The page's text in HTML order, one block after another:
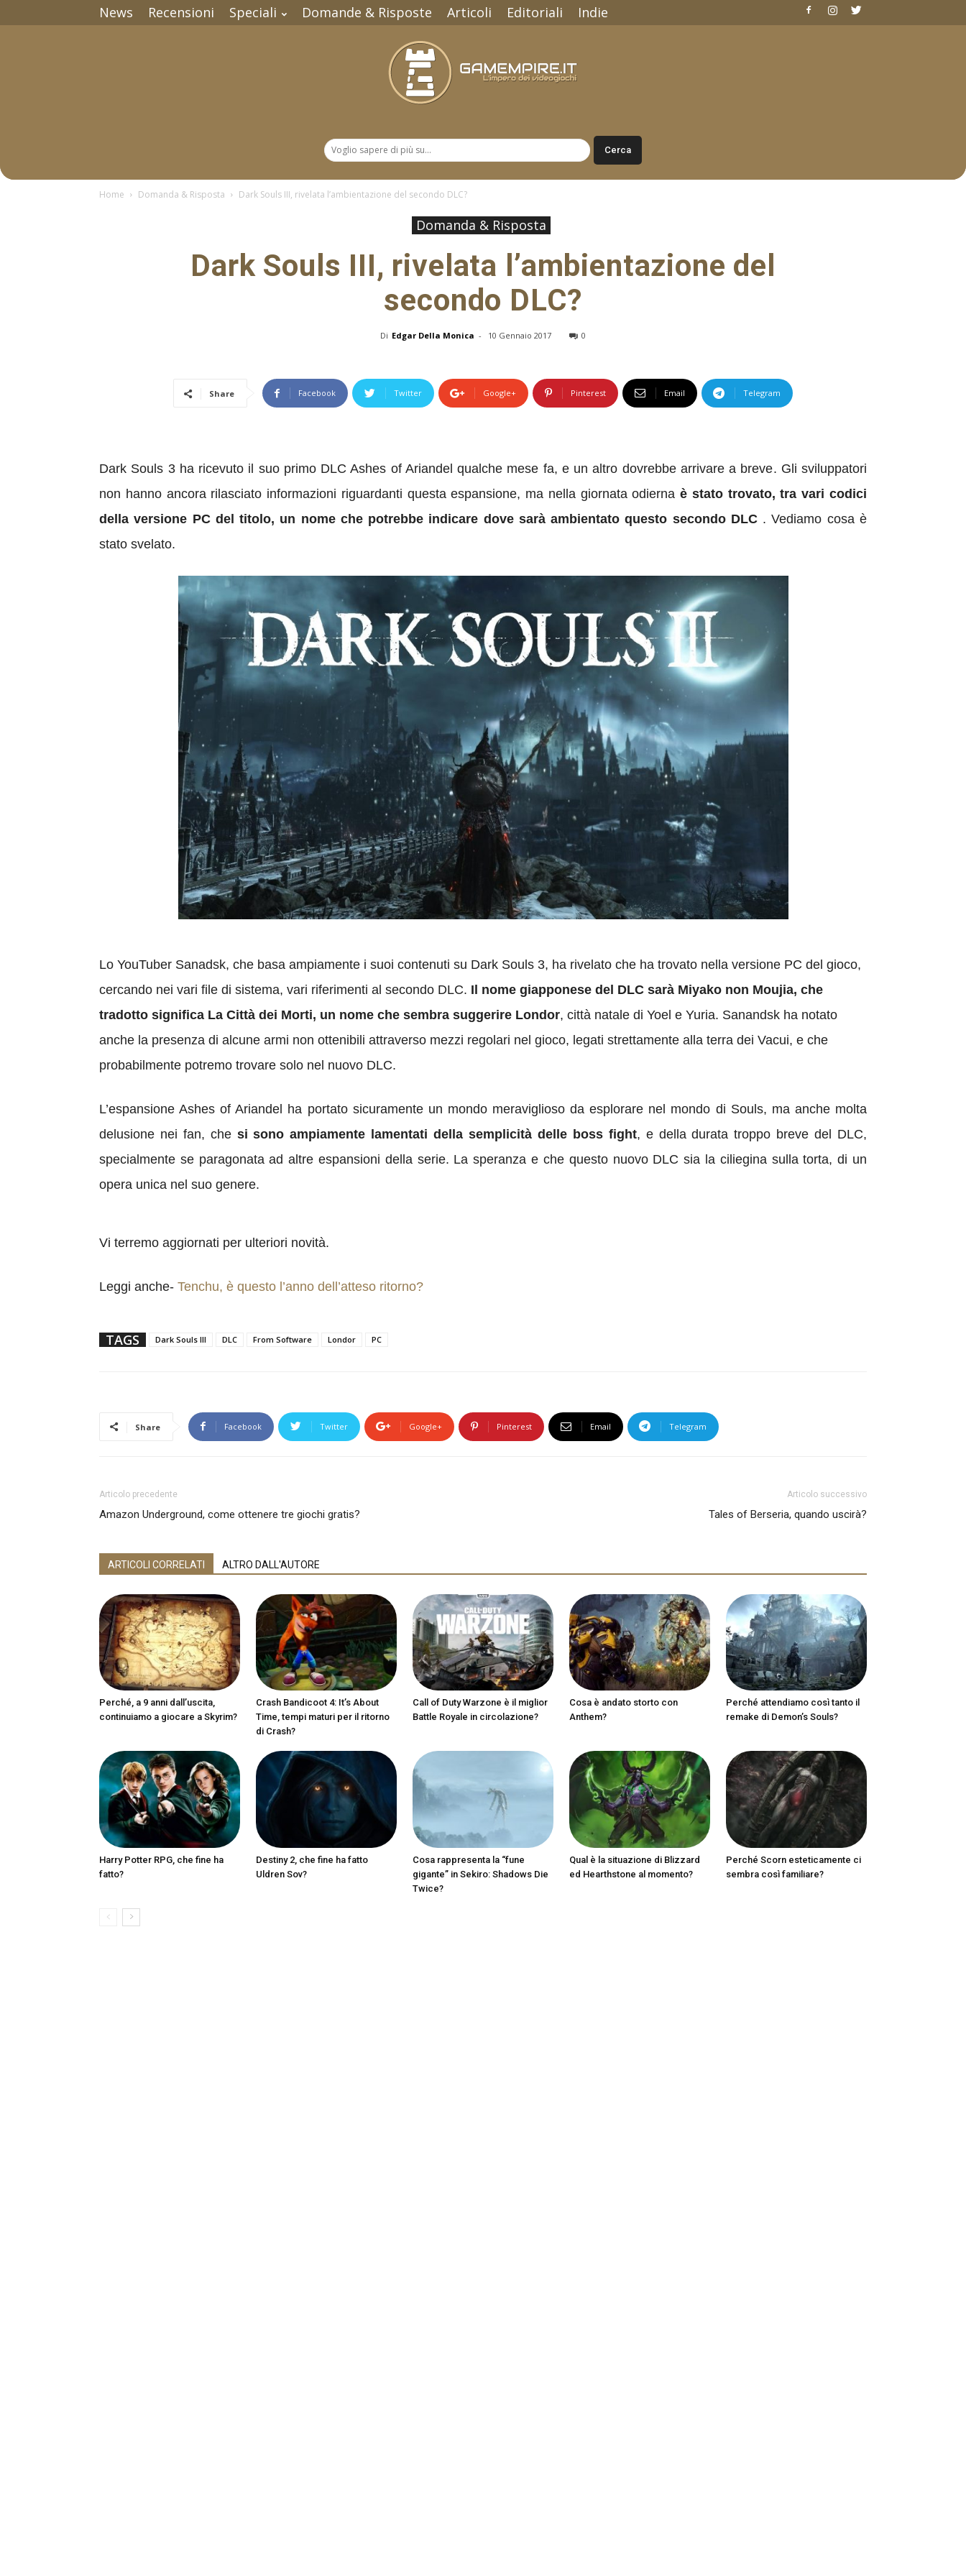
News Recensioni Speciali Domande & Risposte Articoli Editoriali Indie
Home Domanda & Risposta Dark Souls III, rivelata l’ambientazione del secondo DLC?
Domanda & Risposta
Dark Souls III, rivelata l’ambientazione del
secondo DLC?
Di Edgar Della Monica - 10 Gennaio 2017 0
Share Facebook Twitter Google+ Pinterest Email Telegram
Dark Souls 3 ha ricevuto il suo primo DLC Ashes of Ariandel qualche mese fa, e un altro dovrebbe arrivare a breve. Gli sviluppatori
non hanno ancora rilasciato informazioni riguardanti questa espansione, ma nella giornata odiernaè stato trovato, tra vari codici
della versione PC del titolo, un nome che potrebbe indicare dove sarà ambientato questo secondo DLC. Vediamo cosa è
stato svelato.
Lo YouTuber Sanadsk, che basa ampiamente i suoi contenuti su Dark Souls 3, ha rivelato che ha trovato nella versione PC del gioco,
cercando nei vari file di sistema, vari riferimenti al secondo DLC. Il nome giapponese del DLC sarà Miyako non Moujia, che
tradotto significa La Città dei Morti, un nome che sembra suggerire Londor, città natale di Yoel e Yuria. Sanandsk ha notato
anche la presenza di alcune armi non ottenibili attraverso mezzi regolari nel gioco, legati strettamente alla terra dei Vacui, e che
probabilmente potremo trovare solo nel nuovo DLC.
L’espansione Ashes of Ariandel ha portato sicuramente un mondo meraviglioso da esplorare nel mondo di Souls, ma anche molta
delusione nei fan, chesi sono ampiamente lamentati della semplicità delle boss fight, e della durata troppo breve del DLC,
specialmente se paragonata ad altre espansioni della serie. La speranza e che questo nuovo DLC sia la ciliegina sulla torta, di un
opera unica nel suo genere.
Vi terremo aggiornati per ulteriori novità.
Leggi anche- Tenchu, è questo l’anno dell’atteso ritorno?
TAGS Dark Souls III DLC From Software Londor PC
Share Facebook Twitter Google+ Pinterest Email Telegram
Articolo precedente
Amazon Underground, come ottenere tre giochi gratis?
Articolo successivo
Tales of Berseria, quando uscirà?
ARTICOLI CORRELATI ALTRO DALL'AUTORE
Perché, a 9 anni dall’uscita,
continuiamo a giocare a Skyrim?
Crash Bandicoot 4: It’s About
Time, tempi maturi per il ritorno
di Crash?
Call of Duty Warzone è il miglior
Battle Royale in circolazione?
Cosa è andato storto con
Anthem?
Perché attendiamo così tanto il
remake di Demon’s Souls?
Harry Potter RPG, che fine ha
fatto?
Destiny 2, che fine ha fatto
Uldren Sov?
Cosa rappresenta la “fune
gigante” in Sekiro: Shadows Die
Twice?
Qual è la situazione di Blizzard
ed Hearthstone al momento?
Perché Scorn esteticamente ci
sembra così familiare?